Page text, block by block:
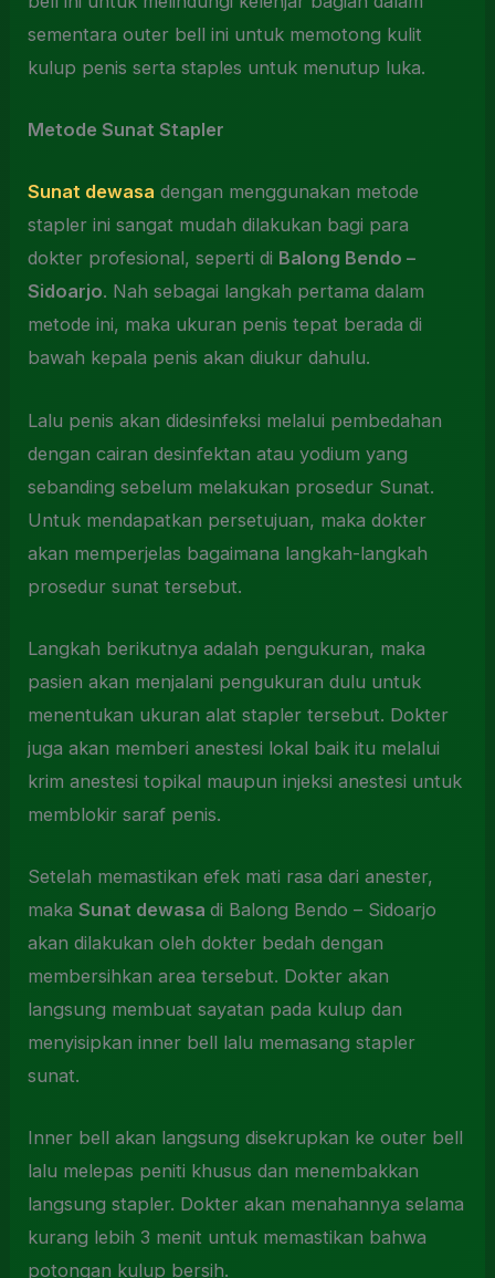
sementara outer bell ini untuk memotong kulit
kulup penis serta staples untuk menutup luka.
Metode Sunat Stapler
Sunat dewasa dengan menggunakan metode
stapler ini sangat mudah dilakukan bagi para
dokter profesional, seperti di Balong Bendo –
Sidoarjo. Nah sebagai langkah pertama dalam
metode ini, maka ukuran penis tepat berada di
bawah kepala penis akan diukur dahulu.
Lalu penis akan didesinfeksi melalui pembedahan
dengan cairan desinfektan atau yodium yang
sebanding sebelum melakukan prosedur Sunat.
Untuk mendapatkan persetujuan, maka dokter
akan memperjelas bagaimana langkah-langkah
prosedur sunat tersebut.
Langkah berikutnya adalah pengukuran, maka
pasien akan menjalani pengukuran dulu untuk
menentukan ukuran alat stapler tersebut. Dokter
juga akan memberi anestesi lokal baik itu melalui
krim anestesi topikal maupun injeksi anestesi untuk
memblokir saraf penis.
Setelah memastikan efek mati rasa dari anester,
makaSunat dewasadi Balong Bendo – Sidoarjo
akan dilakukan oleh dokter bedah dengan
membersihkan area tersebut. Dokter akan
langsung membuat sayatan pada kulup dan
menyisipkan inner bell lalu memasang stapler
sunat.
Inner bell akan langsung disekrupkan ke outer bell
lalu melepas peniti khusus dan menembakkan
langsung stapler. Dokter akan menahannya selama
kurang lebih 3 menit untuk memastikan bahwa
potongan kulup bersih.